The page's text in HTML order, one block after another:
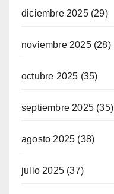
diciembre 2025(29)
noviembre 2025(28)
octubre 2025 (35)
septiembre 2025 (35)
agosto 2025 (38)
julio 2025 (37)